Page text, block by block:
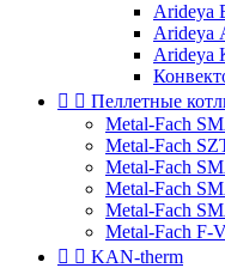
Arideya
Arideya
Arideya
  Пеллетные
Metal-Fach
Metal-Fach
Metal-Fach
Metal-Fach
Metal-Fach
Metal-Fach F-
  KAN-therm